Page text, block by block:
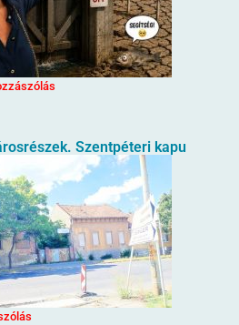
Szentpéteri kapu